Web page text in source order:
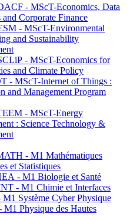
- MScT-Economics, Data
Corporate Finance
- MScT-Environmental
and Sustainability
- MScT-Economics for
and Climate Policy
- MScT-Internet of Things :
and Management Program
- MScT-Energy
: Science Technology &
- M1 Mathématiques
et Statistiques
- M1 Biologie et Santé
- M1 Chimie et Interfaces
Système Cyber Physique
Physique des Hautes